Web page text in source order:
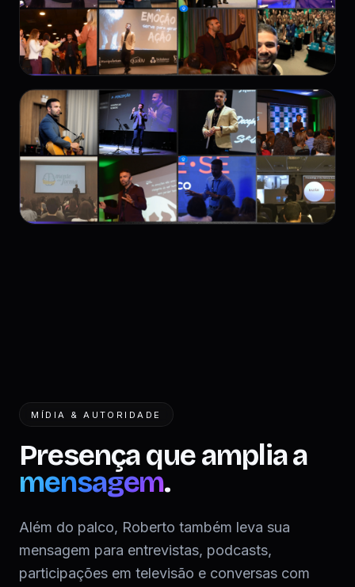
MÍDIA & AUTORIDADE
Presença que amplia a
mensagem.
Além do palco, Roberto também leva sua
mensagem para entrevistas, podcasts,
participações em televisão e conversas com